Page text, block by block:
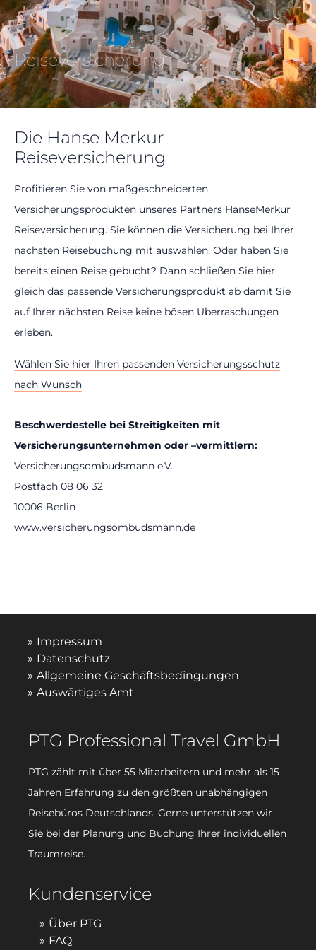
Reiseversicherung
Die Hanse Merkur
Reiseversicherung
Profitieren Sie von maßgeschneiderten
Versicherungsprodukten unseres Partners HanseMerkur
Reiseversicherung. Sie können die Versicherung bei Ihrer
nächsten Reisebuchung mit auswählen. Oder haben Sie
bereits einen Reise gebucht? Dann schließen Sie hier
gleich das passende Versicherungsprodukt ab damit Sie
auf Ihrer nächsten Reise keine bösen Überraschungen
erleben.
Wählen Sie hier Ihren passenden Versicherungsschutz
nach Wunsch
Beschwerdestelle bei Streitigkeiten mit
Versicherungsunternehmen oder –vermittlern:
Versicherungsombudsmann e.V.
Postfach 08 06 32
10006 Berlin
www.versicherungsombudsmann.de
Impressum
Datenschutz
Allgemeine Geschäftsbedingungen
Auswärtiges Amt
PTG Professional Travel GmbH
PTG zählt mit über 55 Mitarbeitern und mehr als 15
Jahren Erfahrung zu den größten unabhängigen
Reisebüros Deutschlands. Gerne unterstützen wir
Sie bei der Planung und Buchung Ihrer individuellen
Traumreise.
Kundenservice
Über PTG
FAQ